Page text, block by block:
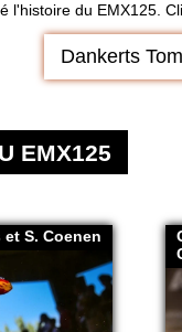
l'histoire du EMX125.
Dankerts
EMX125
S. Coenen